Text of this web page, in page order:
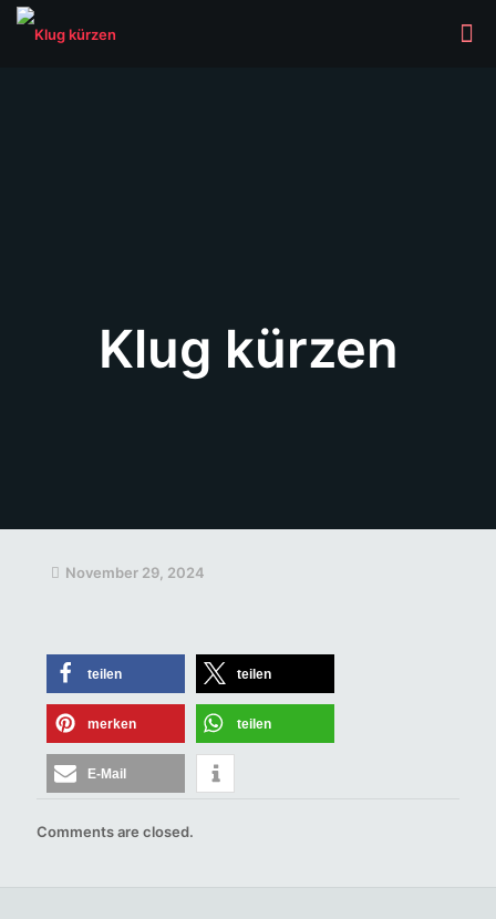
Klug kürzen
November 29, 2024
teilen teilen
merken teilen
E-Mail
Comments are closed.